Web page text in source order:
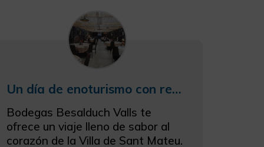
Un día de enoturismo con realidad aumentada
Bodegas Besalduch Valls te
ofrece un viaje lleno de sabor al
corazón de la Villa de Sant Mateu.